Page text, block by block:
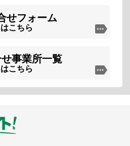
せフォーム
はこちら
事業所一覧
はこちら